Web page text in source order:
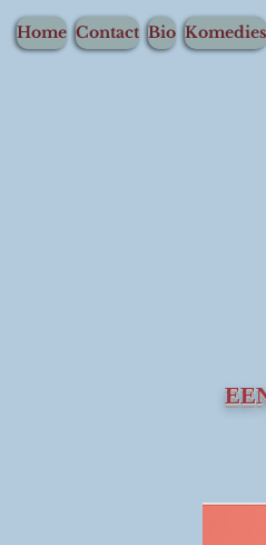
Home Contact Bio Komedies